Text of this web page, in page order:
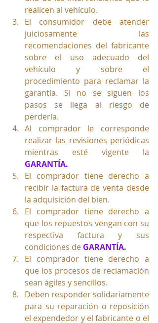
realicen al vehículo.
El consumidor debe atender
juiciosamente las
recomendaciones del fabricante
sobre el uso adecuado del
vehículo y sobre el
procedimiento para reclamar la
garantía. Si no se siguen los
pasos se llega al riesgo de
perderla.
Al comprador le corresponde
realizar las revisiones periódicas
GARANTÍA.
El comprador tiene derecho a
recibir la factura de venta desde
la adquisición del bien.
El comprador tiene derecho a
que los repuestos vengan con su
respectiva factura y sus
condiciones de GARANTÍA.
El comprador tiene derecho a
que los procesos de reclamación
sean ágiles y sencillos.
Deben responder solidariamente
para su reparación o reposición
el expendedor y el fabricante o el